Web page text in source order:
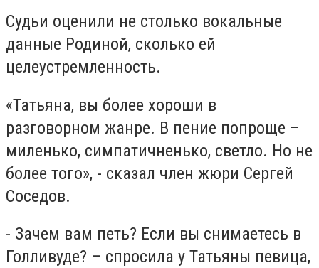
Судьи оценили не столько вокальные
данные Родиной, сколько ей
целеустремленность.
«Татьяна, вы более хороши в
разговорном жанре. В пение попроще –
миленько, симпатичненько, светло. Но не
более того», - сказал член жюри Сергей
Соседов.
- Зачем вам петь? Если вы снимаетесь в
Голливуде? – спросила у Татьяны певица,